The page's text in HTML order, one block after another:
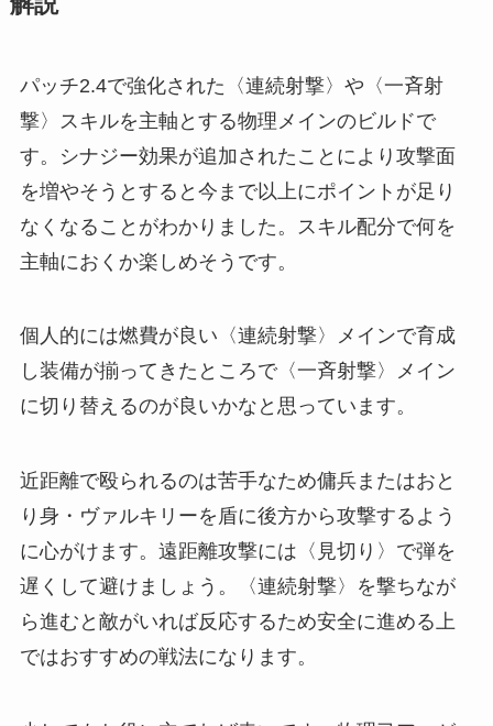
パッチ2.4で強化された〈連続射撃〉や〈一斉射
撃〉スキルを主軸とする物理メインのビルドで
す。シナジー効果が追加されたことにより攻撃面
を増やそうとすると今まで以上にポイントが足り
なくなることがわかりました。スキル配分で何を
主軸におくか楽しめそうです。
個人的には燃費が良い〈連続射撃〉メインで育成
し装備が揃ってきたところで〈一斉射撃〉メイン
に切り替えるのが良いかなと思っています。
近距離で殴られるのは苦手なため傭兵またはおと
り身・ヴァルキリーを盾に後方から攻撃するよう
に心がけます。遠距離攻撃には〈見切り〉で弾を
遅くして避けましょう。〈連続射撃〉を撃ちなが
ら進むと敵がいれば反応するため安全に進める上
ではおすすめの戦法になります。